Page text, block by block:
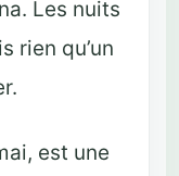
Les nuits
rien qu’un
est une